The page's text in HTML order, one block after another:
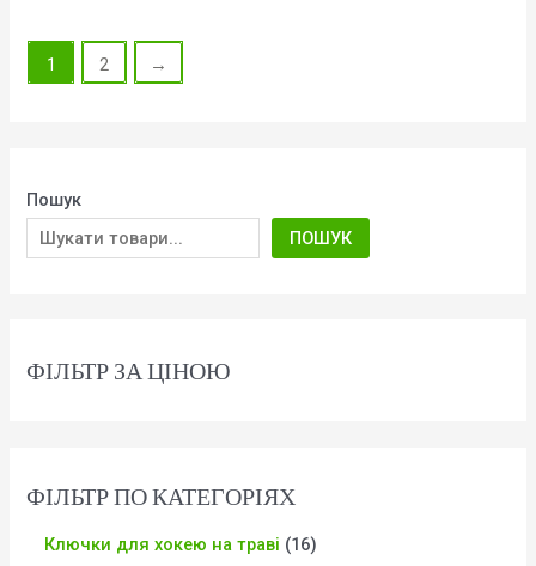
Пошук
ПОШУК
ФІЛЬТР ЗА ЦІНОЮ
ФІЛЬТР ПО КАТЕГОРІЯХ
Ключки для хокею на траві
16
1 2 →